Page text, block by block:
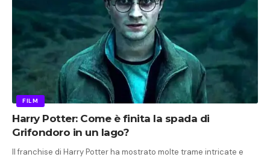
FILM
Harry Potter: Come è finita la spada di
Grifondoro in un lago?
Il franchise di Harry Potter ha mostrato molte trame intricate e